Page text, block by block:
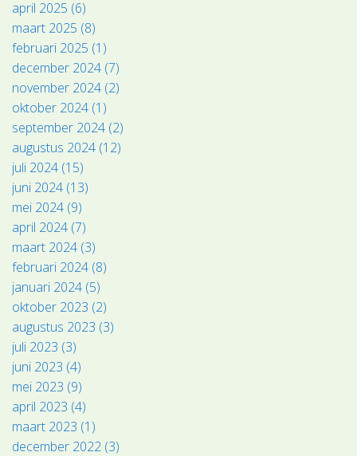
april 2025 (6)
maart 2025 (8)
februari 2025 (1)
december 2024 (7)
november 2024 (2)
oktober 2024 (1)
september 2024 (2)
augustus 2024 (12)
juli 2024 (15)
juni 2024 (13)
mei 2024 (9)
april 2024 (7)
maart 2024 (3)
februari 2024 (8)
januari 2024 (5)
oktober 2023 (2)
augustus 2023 (3)
juli 2023 (3)
juni 2023 (4)
mei 2023 (9)
april 2023 (4)
maart 2023 (1)
december 2022 (3)